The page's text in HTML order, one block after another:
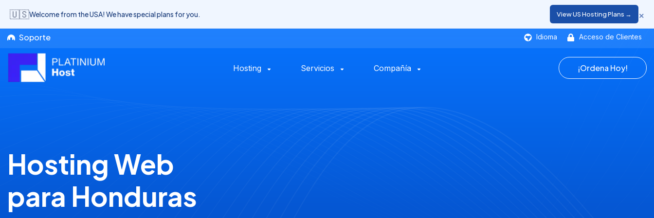
Soporte Idioma Acceso de Clientes
Hosting Servicios Compañía ¡Ordena Hoy!
🇺🇸Welcome from the USA! We have special plans for you. View US Hosting Plans → ×
Hosting Web
para Honduras